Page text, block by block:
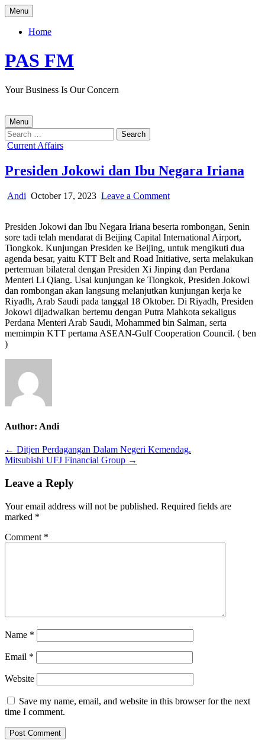
Skip
to
content
Menu
Home
PAS FM
Your Business Is Our Concern
Menu
Search
for:
Posted
Current Affairs
Presiden Jokowi dan Ibu Negara Iriana
Author:
Andi Published
October 17, 2023 Leave a Commenton
dan
Ibu
Negara
Iriana
Presiden Jokowi dan Ibu Negara Iriana beserta rombongan, Senin
sore tadi telah mendarat di Beijing Capital International Airport,
Tiongkok. Kunjungan Presiden ke Beijing, untuk mengikuti dua
agenda besar, yaitu KTT Belt and Road Initiative, serta melakukan
pertemuan bilateral dengan Presiden Xi Jinping dan Perdana
Menteri Li Qiang. Usai kunjungan ke Tiongkok, Presiden Jokowi
dan rombongan akan langsung melanjutkan kunjungan kerja ke
Riyadh, Arab Saudi pada tanggal 18 Oktober. Di Riyadh, Presiden
Jokowi dijadwalkan bertemu dengan Putra Mahkota sekaligus
Perdana Menteri Arab Saudi, Mohammed bin Salman, serta
memimpin KTT pertama ASEAN-Gulf Cooperation Council. ( ben
)
Author: Andi
Post
navigation
← Ditjen Perdagangan Dalam Negeri Kemendag.
Mitsubishi UFJ Financial Group →
Leave a Reply
Your email address will not be published. Required fields are
marked *
Comment *
Name *
Email *
Website
Save my name, email, and website in this browser for the next
time I comment.